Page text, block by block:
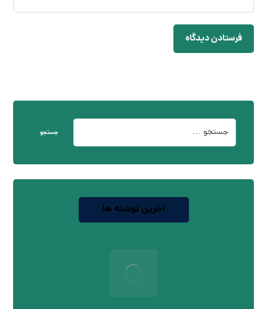
فرستادن دیدگاه
جستجو
آخرین نوشته ها